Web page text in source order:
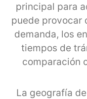
principal para
puede provocar
demanda, los
tiempos de
comparación
La geografía